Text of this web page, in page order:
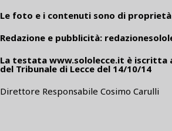
Le foto e i contenuti sono di proprietà
Redazione e pubblicità:
La testata www.sololecce.it è iscritta
del Tribunale di Lecce del 14/10/14
Direttore Responsabile Cosimo Carulli